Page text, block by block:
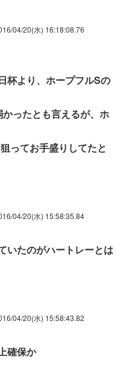
04/20(水) 16:18:08.76
杯より、ホープフルSの
ったとも言えるが、ホ
ってお手盛りしてたと
04/20(水) 15:58:35.84
いたのがハートレーとは
04/20(水) 15:58:43.82
確保か